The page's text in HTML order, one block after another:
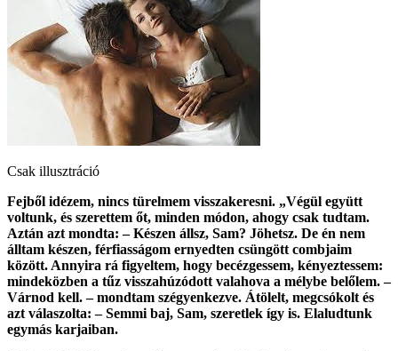
Csak illusztráció
Fejből idézem, nincs türelmem visszakeresni. „Végül együtt
voltunk, és szerettem őt, minden módon, ahogy csak tudtam.
Aztán azt mondta: – Készen állsz, Sam? Jöhetsz. De én nem
álltam készen, férfiasságom ernyedten csüngött combjaim
között. Annyira rá figyeltem, hogy becézgessem, kényeztessem:
mindeközben a tűz visszahúzódott valahova a mélybe belőlem. –
Várnod kell. – mondtam szégyenkezve. Átölelt, megcsókolt és
azt válaszolta: – Semmi baj, Sam, szeretlek így is. Elaludtunk
egymás karjaiban.